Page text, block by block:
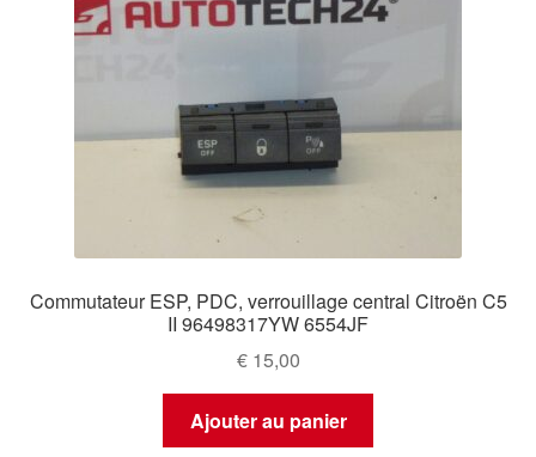
Commutateur ESP, PDC, verrouillage central Citroën C5
II 96498317YW 6554JF
€15,00
Ajouter au panier